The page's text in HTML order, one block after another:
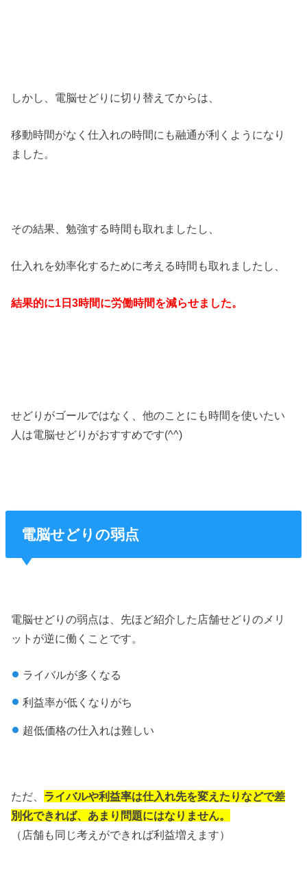
しかし、電脳せどりに切り替えてからは、
移動時間がなく仕入れの時間にも融通が利くようになり
ました。
その結果、勉強する時間も取れましたし、
仕入れを効率化するために考える時間も取れましたし、
結果的に1日3時間に労働時間を減らせました。
せどりがゴールではなく、他のことにも時間を使いたい
人は電脳せどりがおすすめです(^^)
電脳せどりの弱点
電脳せどりの弱点は、先ほど紹介した店舗せどりのメリ
ットが逆に働くことです。
ライバルが多くなる
利益率が低くなりがち
超低価格の仕入れは難しい
ただ、 ライバルや利益率は仕入れ先を変えたりなどで差
別化できれば、あまり問題にはなりません。
（店舗も同じ考えができれば利益増えます）